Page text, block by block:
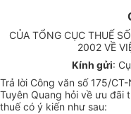
CỦA TỔNG CỤC THUẾ
2002 VỀ
Kính gửi:
Trả lời Công văn số 175/
Tuyên Quang hỏi về ưu đãi
thuế có ý kiến như sau: